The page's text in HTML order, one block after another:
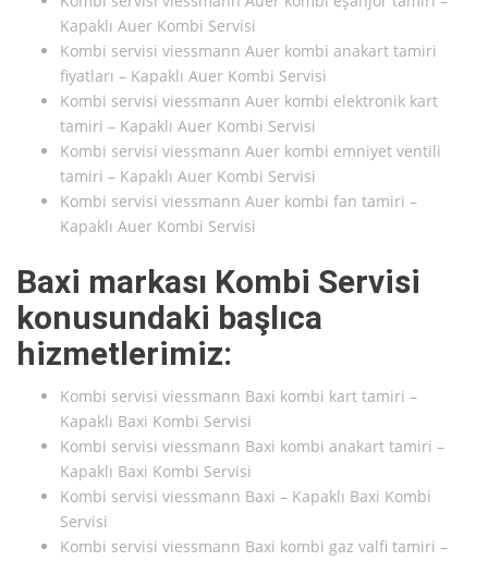
Kapaklı Auer Kombi Servisi
Kombi servisi viessmann Auer kombi anakart tamiri
fiyatları – Kapaklı Auer Kombi Servisi
Kombi servisi viessmann Auer kombi elektronik kart
tamiri – Kapaklı Auer Kombi Servisi
Kombi servisi viessmann Auer kombi emniyet ventili
tamiri – Kapaklı Auer Kombi Servisi
Kombi servisi viessmann Auer kombi fan tamiri –
Kapaklı Auer Kombi Servisi
Baxi markası Kombi Servisi
konusundaki başlıca
hizmetlerimiz:
Kombi servisi viessmann Baxi kombi kart tamiri –
Kapaklı Baxi Kombi Servisi
Kombi servisi viessmann Baxi kombi anakart tamiri –
Kapaklı Baxi Kombi Servisi
Kombi servisi viessmann Baxi – Kapaklı Baxi Kombi
Servisi
Kombi servisi viessmann Baxi kombi gaz valfi tamiri –